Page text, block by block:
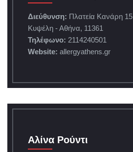
Διεύθυνση: Πλατεία Κανάρη 15
Κυψέλη - Αθήνα, 11361
Τηλέφωνο: 2114240501
Website: allergyathens.gr
Αλίνα Ρούντι